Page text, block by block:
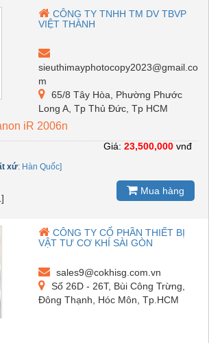
CÔNG TY TNHH TM DV TBVP
VIỆT THÀNH
sieuthimayphotocopy2023@gmail.co
m
65/8 Tây Hòa, Phường Phước
Long A, Tp Thủ Đức, Tp HCM
iR 2006n
xứ: Hàn Quốc]
Giá: 23,500,000 vnđ
Mua hàng
CÔNG TY CỔ PHẦN THIẾT BỊ
VẬT TƯ CƠ KHÍ SÀI GÒN
sales9@cokhisg.com.vn
Số 26D - 26T, Bùi Công Trừng,
Đông Thạnh, Hóc Môn, Tp.HCM